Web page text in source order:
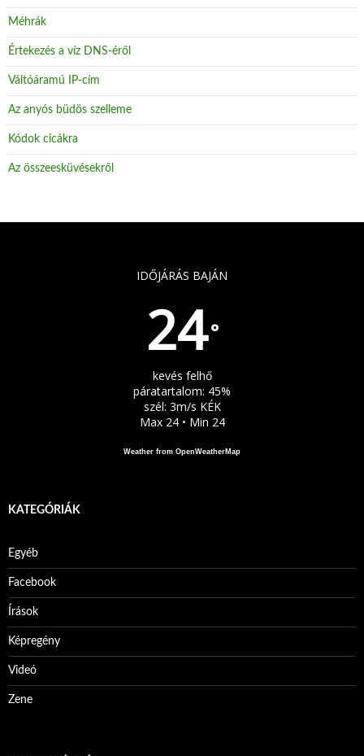
Méhrák
Értekezés a víz DNS-éről
Váltóáramú IP-cím
Az anyós büdös szelleme
Kódok cicákra
Az összeesküvésekről
IDŐJÁRÁS BAJÁN
24°
kevés felhő
páratartalom: 45%
szél: 3m/s KÉK
Max 24 • Min 24
Weather from OpenWeatherMap
KATEGÓRIÁK
Egyéb
Facebook
Írások
Képregény
Videó
Zene